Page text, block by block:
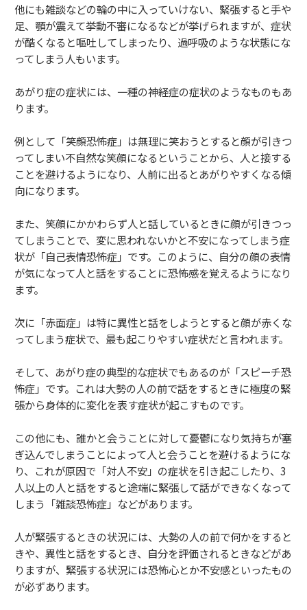
他にも雑談などの輪の中に入っていけない、緊張すると手や
足、顎が震えて挙動不審になるなどが挙げられますが、症状
が酷くなると嘔吐してしまったり、過呼吸のような状態にな
ってしまう人もいます。
あがり症の症状には、一種の神経症の症状のようなものもあ
ります。
例として「笑顔恐怖症」は無理に笑おうとすると顔が引きつ
ってしまい不自然な笑顔になるということから、人と接する
ことを避けるようになり、人前に出るとあがりやすくなる傾
向になります。
また、笑顔にかかわらず人と話しているときに顔が引きつっ
てしまうことで、変に思われないかと不安になってしまう症
状が「自己表情恐怖症」です。このように、自分の顔の表情
が気になって人と話をすることに恐怖感を覚えるようになり
ます。
次に「赤面症」は特に異性と話をしようとすると顔が赤くな
ってしまう症状で、最も起こりやすい症状だと言われます。
そして、あがり症の典型的な症状でもあるのが「スピーチ恐
怖症」です。これは大勢の人の前で話をするときに極度の緊
張から身体的に変化を表す症状が起こすものです。
この他にも、誰かと会うことに対して憂鬱になり気持ちが塞
ぎ込んでしまうことによって人と会うことを避けるようにな
り、これが原因で「対人不安」の症状を引き起こしたり、3
人以上の人と話をすると途端に緊張して話ができなくなって
しまう「雑談恐怖症」などがあります。
人が緊張するときの状況には、大勢の人の前で何かをすると
きや、異性と話をするとき、自分を評価されるときなどがあ
りますが、緊張する状況には恐怖心とか不安感といったもの
が必ずあります。